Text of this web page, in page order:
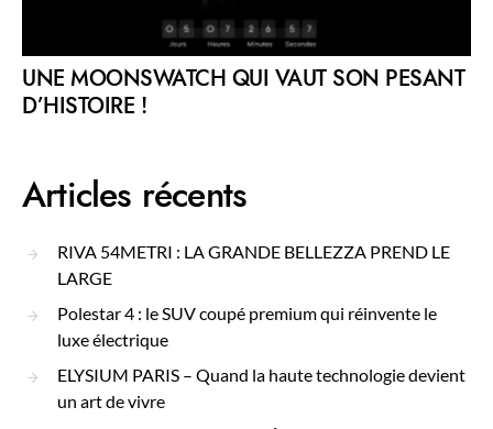
UNE MOONSWATCH QUI VAUT SON PESANT
D’HISTOIRE !
Articles récents
RIVA 54METRI : LA GRANDE BELLEZZA PREND LE
LARGE
Polestar 4 : le SUV coupé premium qui réinvente le
luxe électrique
ELYSIUM PARIS – Quand la haute technologie devient
un art de vivre